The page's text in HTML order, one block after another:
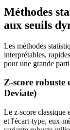
Méthodes
aux seuils
Les méthodes
interprétables,
pour une grande
Z-score robuste
Deviate)
Le z-score classique
et l'écart-type, eux-